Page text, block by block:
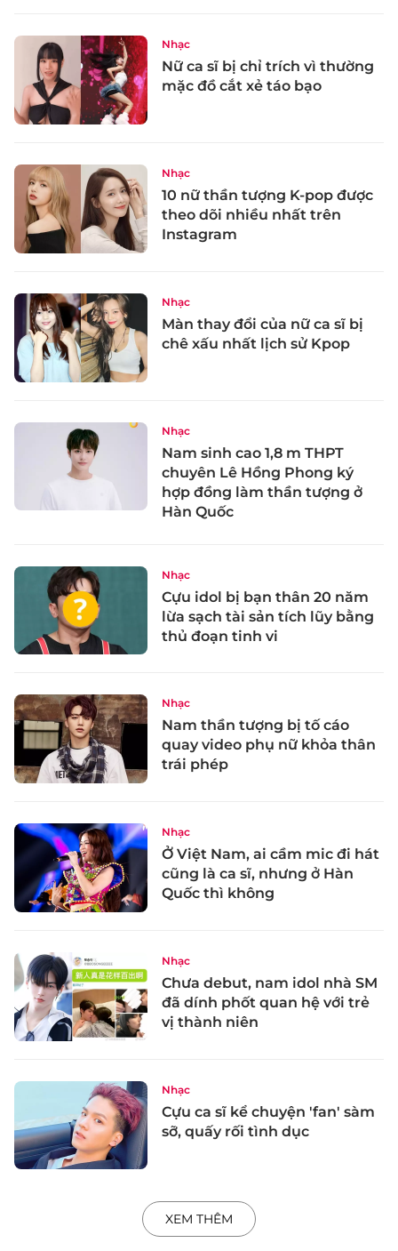
Nhạc
Nữ ca sĩ bị chỉ trích vì thường
mặc đồ cắt xẻ táo bạo
Nhạc
10 nữ thần tượng K-pop được
theo dõi nhiều nhất trên
Instagram
Nhạc
Màn thay đổi của nữ ca sĩ bị
chê xấu nhất lịch sử Kpop
Nhạc
Nam sinh cao 1,8 m THPT
chuyên Lê Hồng Phong ký
hợp đồng làm thần tượng ở
Hàn Quốc
Nhạc
Cựu idol bị bạn thân 20 năm
lừa sạch tài sản tích lũy bằng
thủ đoạn tinh vi
Nhạc
Nam thần tượng bị tố cáo
quay video phụ nữ khỏa thân
trái phép
Nhạc
Ở Việt Nam, ai cầm mic đi hát
cũng là ca sĩ, nhưng ở Hàn
Quốc thì không
Nhạc
Chưa debut, nam idol nhà SM
đã dính phốt quan hệ với trẻ
vị thành niên
Nhạc
Cựu ca sĩ kể chuyện 'fan' sàm
sỡ, quấy rối tình dục
XEM THÊM